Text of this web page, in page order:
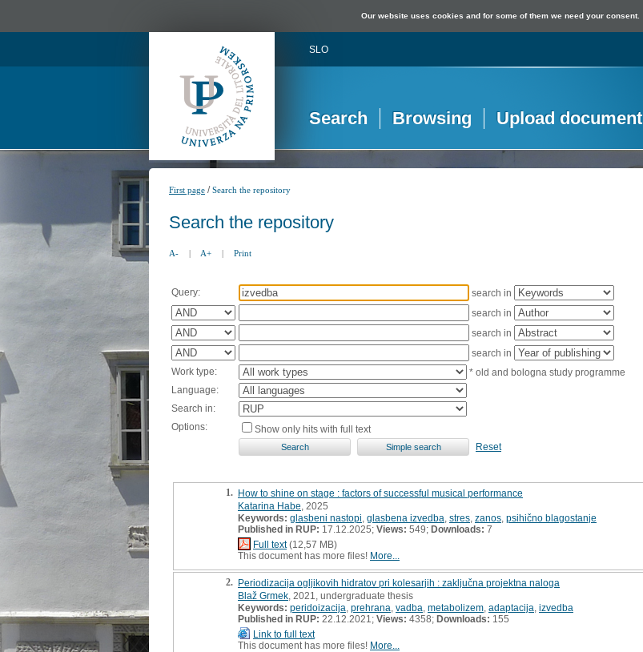
Our website uses cookies and for some of them we need your consent.
SLO
Search Browsing Upload document
First page /Search the repository
Search the repository
A- | A+ | Print
Query:
search in
search in
search in
search in
Work type:
* old and bologna study programme
Language:
Search in:
Options:
Show only hits with full text
Reset
1. How to shine on stage : factors of successful musical performance
Katarina Habe , 2025
Keywords: glasbeni nastopi glasbena izvedba stres zanos psihično blagostanje
Published in RUP: 17.12.2025; Views: 549; Downloads: 7
Full text(12,57 MB)
This document has more files! More...
2. Periodizacija ogljikovih hidratov pri kolesarjih : zaključna projektna naloga
Blaž Grmek , 2021, undergraduate thesis
Keywords: peridoizacija prehrana vadba metabolizem adaptacija izvedba
Published in RUP: 22.12.2021; Views: 4358; Downloads: 155
Link to full text
This document has more files! More...